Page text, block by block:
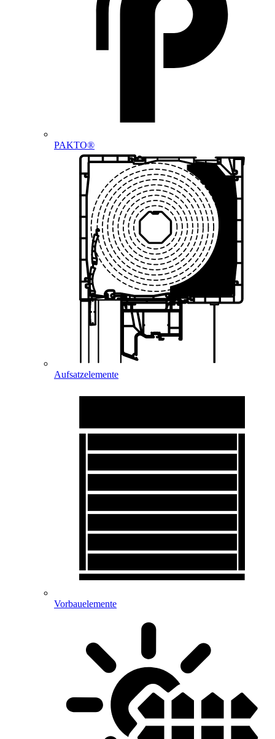
PAKTO®
Aufsatzelemente
Vorbauelemente